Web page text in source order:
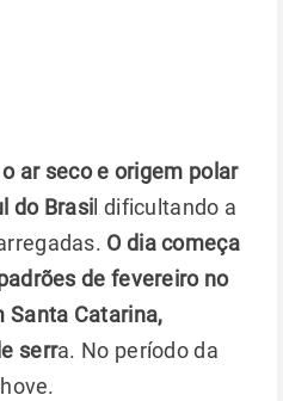
o ar seco e origem polar
do Brasi l dificultando a
O dia começa
de fevereiro no
Santa Catarina,
serra. No período da